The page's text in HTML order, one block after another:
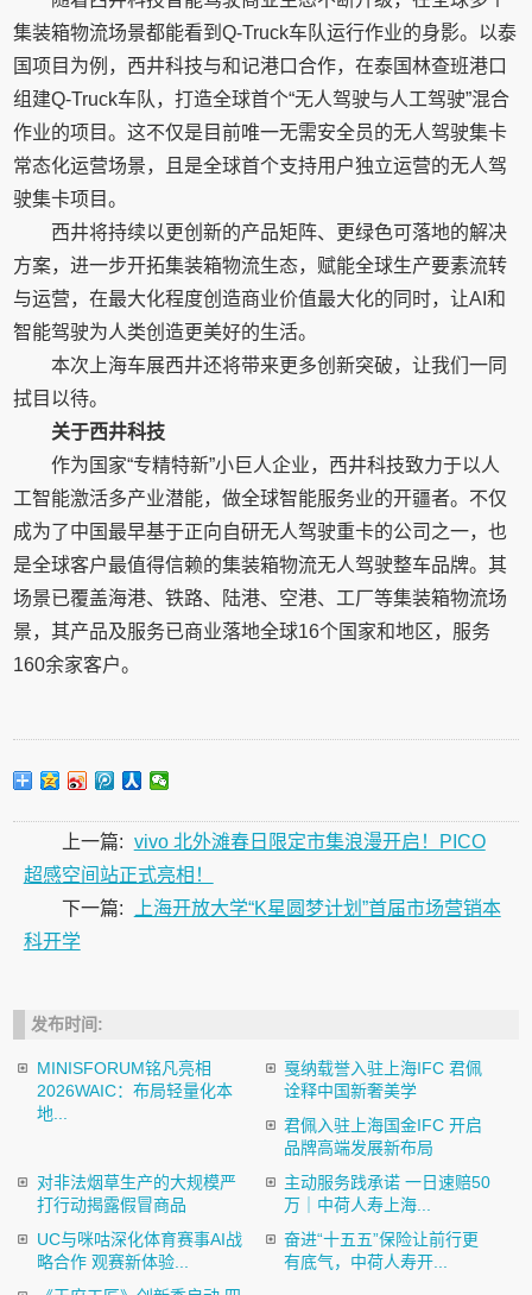
集装箱物流场景都能看到Q-Truck车队运行作业的身影。以泰
国项目为例，西井科技与和记港口合作，在泰国林查班港口
组建Q-Truck车队，打造全球首个“无人驾驶与人工驾驶”混合
作业的项目。这不仅是目前唯一无需安全员的无人驾驶集卡
常态化运营场景，且是全球首个支持用户独立运营的无人驾
驶集卡项目。
西井将持续以更创新的产品矩阵、更绿色可落地的解决
方案，进一步开拓集装箱物流生态，赋能全球生产要素流转
与运营，在最大化程度创造商业价值最大化的同时，让AI和
智能驾驶为人类创造更美好的生活。
本次上海车展西井还将带来更多创新突破，让我们一同
拭目以待。
关于西井科技
作为国家“专精特新”小巨人企业，西井科技致力于以人
工智能激活多产业潜能，做全球智能服务业的开疆者。不仅
成为了中国最早基于正向自研无人驾驶重卡的公司之一，也
是全球客户最值得信赖的集装箱物流无人驾驶整车品牌。其
场景已覆盖海港、铁路、陆港、空港、工厂等集装箱物流场
景，其产品及服务已商业落地全球16个国家和地区，服务
160余家客户。
上一篇: vivo 北外滩春日限定市集浪漫开启！PICO
超感空间站正式亮相！
下一篇:
上海开放大学“K星圆梦计划”首届市场营销本
科开学
发布时间:
MINISFORUM铭凡亮相
2026WAIC：布局轻量化本
地...
戛纳载誉入驻上海IFC 君佩
诠释中国新奢美学
君佩入驻上海国金IFC 开启
品牌高端发展新布局
对非法烟草生产的大规模严
打行动揭露假冒商品
主动服务践承诺 一日速赔50
万｜中荷人寿上海...
UC与咪咕深化体育赛事AI战
略合作 观赛新体验...
奋进“十五五”保险让前行更
有底气，中荷人寿开...